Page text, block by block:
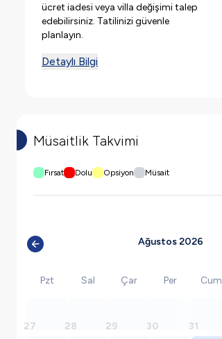
ücret iadesi veya villa değişimi talep
edebilirsiniz. Tatilinizi güvenle
planlayın.
Detaylı Bilgi
Müsaitlik Takvimi
Fırsat Dolu Opsiyon Müsait
Ağustos 2026
Pzt Sal Çar Per Cum
27 28 29 30 31